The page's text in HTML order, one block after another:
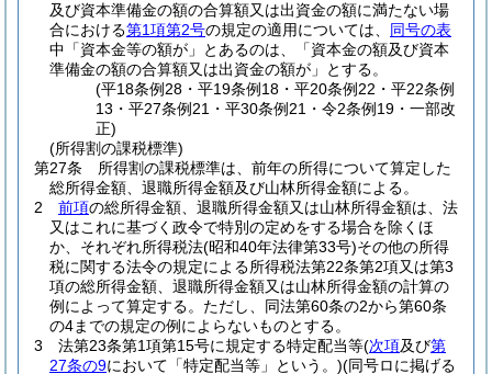
及び資本準備金の額の合算額又は出資金の額に満たない場
合における第1項第2号の規定の適用については、 同号の表
中「資本金等の額が」とあるのは、「資本金の額及び資本
準備金の額の合算額又は出資金の額が」とする。
(平18条例28・平19条例18・平20条例22・平22条例
13・平27条例21・平30条例21・令2条例19・一部改
正)
(所得割の課税標準)
第27条
所得割の課税標準は、前年の所得について算定した
総所得金額、退職所得金額及び山林所得金額による。
2
前項の総所得金額、退職所得金額又は山林所得金額は、法
又はこれに基づく政令で特別の定めをする場合を除くほ
か、それぞれ所得税法(昭和40年法律第33号)その他の所得
税に関する法令の規定による所得税法第22条第2項又は第3
項の総所得金額、退職所得金額又は山林所得金額の計算の
例によって算定する。 ただし、同法第60条の2から第60条
の4までの規定の例によらないものとする。
3
法第23条第1項第15号に規定する特定配当等(次項及び第
27条の9において「特定配当等」という。)(同号ロに掲げる